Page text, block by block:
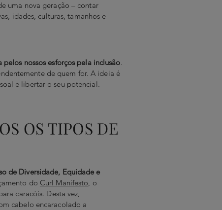
uma nova geração – contar
idades, culturas, tamanhos e
nossos esforços pela inclusão.
de quem for. A ideia é
e libertar o seu potencial.
OS TIPOS DE
de Diversidade, Equidade e
do Curl Manifesto, o
caracóis. Desta vez,
cabelo encaracolado a